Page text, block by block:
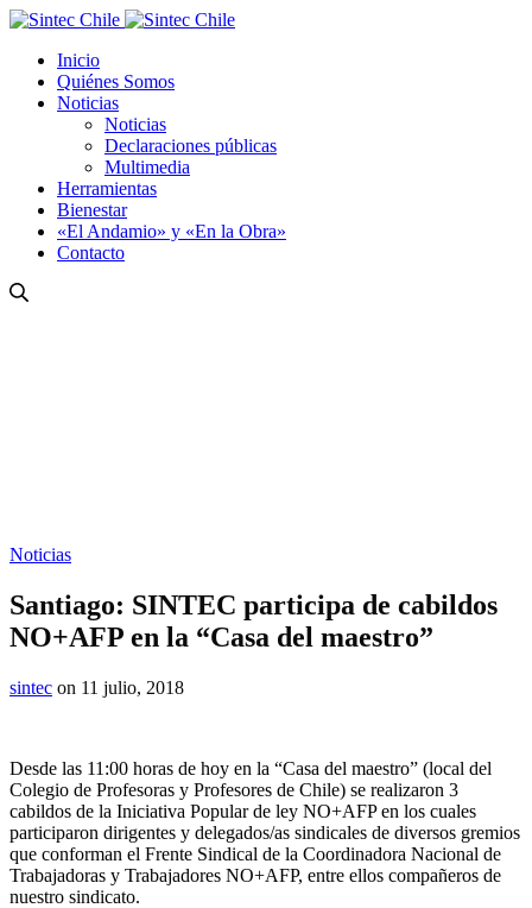
Inicio
Quiénes Somos
Noticias
Noticias
Declaraciones públicas
Multimedia
Herramientas
Bienestar
«El Andamio» y «En la Obra»
Contacto
Noticias
Santiago: SINTEC participa de cabildos
NO+AFP en la “Casa del maestro”
sintec on 11 julio, 2018
Desde las 11:00 horas de hoy en la “Casa del maestro” (local del
Colegio de Profesoras y Profesores de Chile) se realizaron 3
cabildos de la Iniciativa Popular de ley NO+AFP en los cuales
participaron dirigentes y delegados/as sindicales de diversos gremios
que conforman el Frente Sindical de la Coordinadora Nacional de
Trabajadoras y Trabajadores NO+AFP, entre ellos compañeros de
nuestro sindicato.